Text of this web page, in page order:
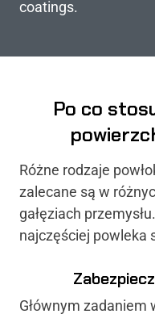
coatings.
Po co
Różne rodzaje
zalecane są w
gałęziach
najczęściej powleka
Głównym zadaniem